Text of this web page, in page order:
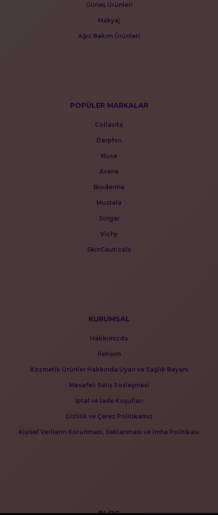
Güneş Ürünleri
Makyaj
Ağız Bakım Ürünleri
POPÜLER MARKALAR
Collavita
Darphin
Nuxe
Avene
Bioderma
Mustela
Solgar
Vichy
SkinCeuticals
KURUMSAL
Hakkımızda
İletişim
Kozmetik Ürünler Hakkında Uyarı ve Sağlık Beyanı
Mesafeli Satış Sözleşmesi
İptal ve İade Koşulları
Gizlilik ve Çerez Politikamız
Kişisel Verilerin Korunması, Saklanması ve İmha Politikası
BLOG